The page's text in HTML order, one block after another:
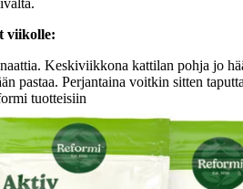
viikolle:
Keskiviikkona kattilan pohja jo
Perjantaina voitkin sitten
tuotteisiin